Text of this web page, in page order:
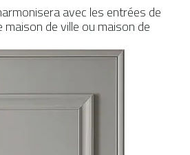
mesure
modernes
avec les entrées de
de ville ou maison de